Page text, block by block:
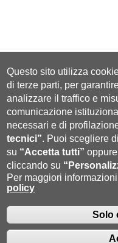
Questo sito utilizza
di terze parti, per
analizzare il traffico e
comunicazione
necessari e di
tecnici”. Puoi scegliere
su “Accetta tutti”
cliccando su
Per maggiori
policy
Solo